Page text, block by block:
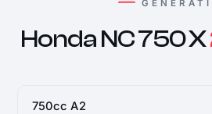
Honda NC 750 X
750cc A2